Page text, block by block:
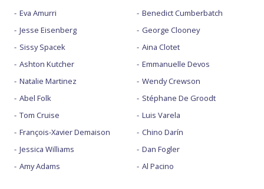
Eva Amurri
Jesse Eisenberg
Sissy Spacek
Ashton Kutcher
Natalie Martinez
Abel Folk
Tom Cruise
François-Xavier Demaison
Jessica Williams
Amy Adams
Benedict Cumberbatch
George Clooney
Aina Clotet
Emmanuelle Devos
Wendy Crewson
Stéphane De Groodt
Luis Varela
Chino Darín
Dan Fogler
Al Pacino